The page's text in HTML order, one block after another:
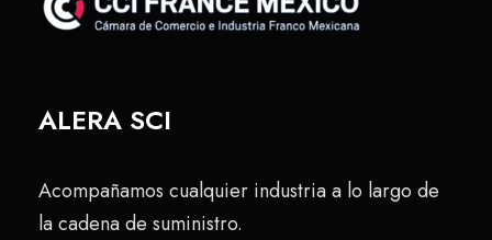
ALERA SCI
Acompañamos cualquier industria a lo largo de
la cadena de suministro.